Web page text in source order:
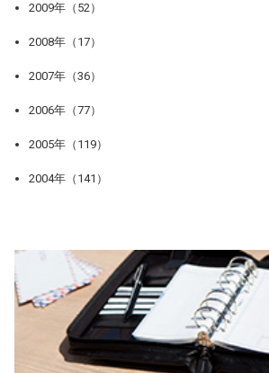
2009年（52）
2008年（17）
2007年（36）
2006年（77）
2005年（119）
2004年（141）